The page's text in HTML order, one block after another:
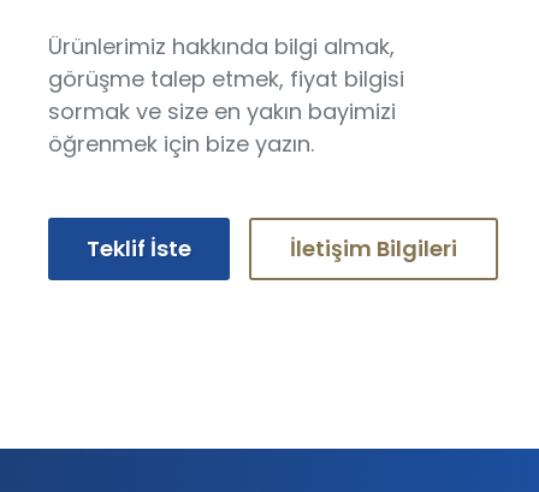
Ürünlerimiz hakkında bilgi almak,
görüşme talep etmek, fiyat bilgisi
sormak ve size en yakın bayimizi
öğrenmek için bize yazın.
Teklif İste İletişim Bilgileri